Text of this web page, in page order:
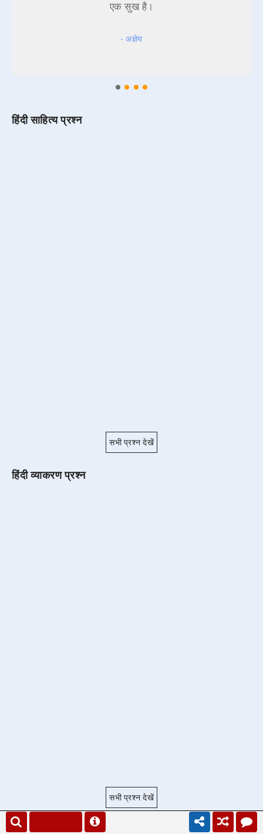
एक सुख है।
- अज्ञेय
हिंदी साहित्य प्रश्न
सभी प्रश्न देखें
हिंदी व्याकरण प्रश्न
सभी प्रश्न देखें